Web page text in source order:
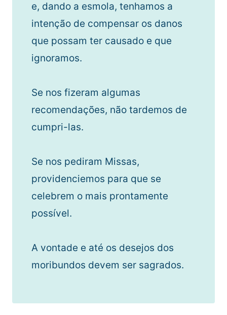
e, dando a esmola, tenhamos a
intenção de compensar os danos
que possam ter causado e que
ignoramos.
Se nos fizeram algumas
recomendações, não tardemos de
cumpri-las.
Se nos pediram Missas,
providenciemos para que se
celebrem o mais prontamente
possível.
A vontade e até os desejos dos
moribundos devem ser sagrados.